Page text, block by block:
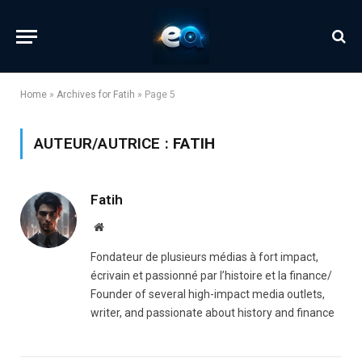
Home » Archives for Fatih » Page 5
AUTEUR/AUTRICE : FATIH
Fatih
Website
Fondateur de plusieurs médias à fort impact,
écrivain et passionné par l’histoire et la finance/
Founder of several high-impact media outlets,
writer, and passionate about history and finance